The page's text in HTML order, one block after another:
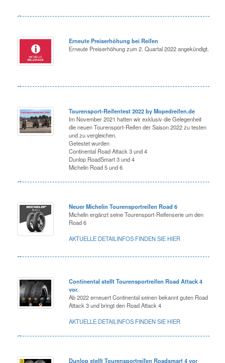
Erneute Preiserhöhung bei Reifen
Erneute Preiserhöhung zum 2. Quartal 2022 angekündigt.
Tourensport-Reifentest 2022 by Mopedreifen.de
Im November 2021 hatten wir exklusiv die Gelegenheit
die neuen Tourensport-Reifen der Saison 2022 zu testen
und zu vergleichen.
Getestet wurden
Continental Road Attack 3 und 4
Dunlop RoadSmart 3 und 4
Michelin Road 5 und 6
Neuer Michelin Tourensportreifen Road 6
Michelin ergänzt seine Tourensport-Reifenserie um den
Road 6
AKTUELLE DETAILINFOS FINDEN SIE HIER
Continental stellt Tourensportreifen Road Attack 4
vor.
Ab 2022 erneuert Continental seinen bekannt guten Road
Attack 3 und bringt den Road Attack 4
AKTUELLE DETAILINFOS FINDEN SIE HIER
Dunlop stellt Tourensportreifen Roadsmart 4 vor